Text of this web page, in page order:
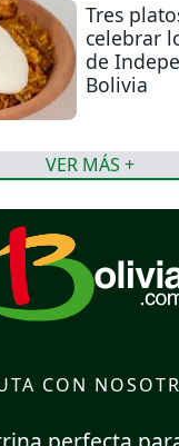
Tres
celebrar
de
Bolivia
VER MÁS +
CON